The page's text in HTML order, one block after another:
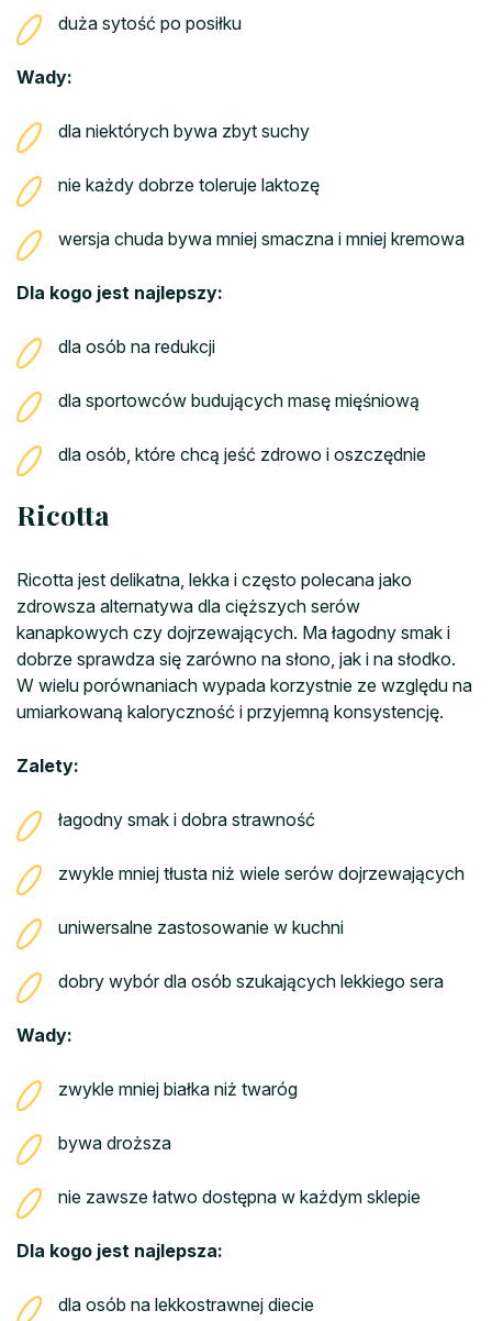
duża sytość po posiłku
Wady:
dla niektórych bywa zbyt suchy
nie każdy dobrze toleruje laktozę
wersja chuda bywa mniej smaczna i mniej kremowa
Dla kogo jest najlepszy:
dla osób na redukcji
dla sportowców budujących masę mięśniową
dla osób, które chcą jeść zdrowo i oszczędnie
Ricotta
Ricotta jest delikatna, lekka i często polecana jako
zdrowsza alternatywa dla cięższych serów
kanapkowych czy dojrzewających. Ma łagodny smak i
dobrze sprawdza się zarówno na słono, jak i na słodko.
W wielu porównaniach wypada korzystnie ze względu na
umiarkowaną kaloryczność i przyjemną konsystencję.
Zalety:
łagodny smak i dobra strawność
zwykle mniej tłusta niż wiele serów dojrzewających
uniwersalne zastosowanie w kuchni
dobry wybór dla osób szukających lekkiego sera
Wady:
zwykle mniej białka niż twaróg
bywa droższa
nie zawsze łatwo dostępna w każdym sklepie
Dla kogo jest najlepsza:
dla osób na lekkostrawnej diecie